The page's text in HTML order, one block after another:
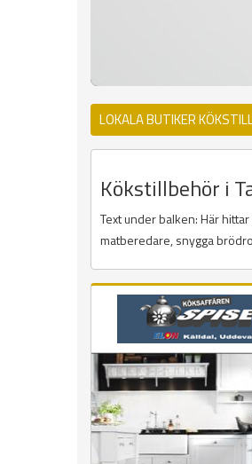
LOKALA BUTIKER
Kökstillbehör i
Text under balken: Här
matberedare, snygga